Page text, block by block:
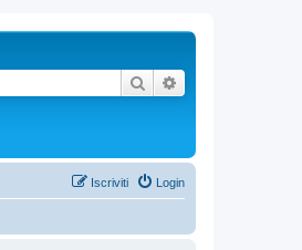
Cerca
Login
Iscriviti